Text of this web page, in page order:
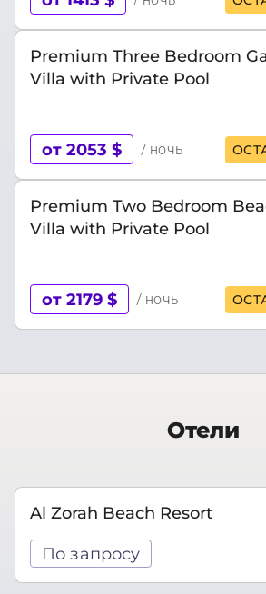
Premium Three Bedroom
Villa with Private Pool
от 2053 $ / ночь
Premium Two Bedroom
Villa with Private Pool
от 2179 $ / ночь
Отели
Al Zorah Beach Resort
По запросу